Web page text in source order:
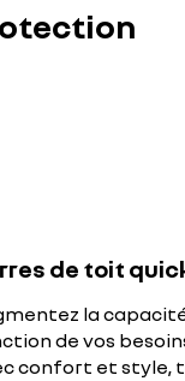
de toit
la
de vos
confort et style,